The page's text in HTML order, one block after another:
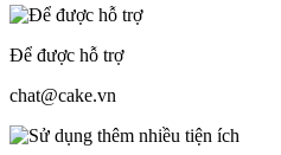
Để được hỗ trợ
chat@cake.vn